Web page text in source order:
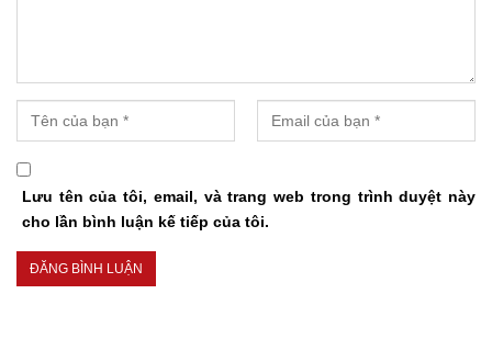
Lưu tên của tôi, email, và trang web trong trình duyệt này
cho lần bình luận kế tiếp của tôi.